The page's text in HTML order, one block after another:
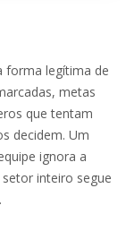
forma legítima de
metas
que tentam
decidem. Um
ignora a
inteiro segue